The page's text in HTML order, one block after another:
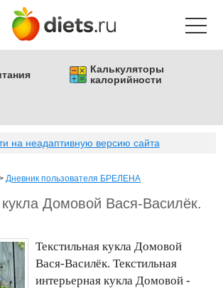
Калькуляторы
калорийности
на неадаптивную версию сайта
Дневник пользователя БРЕЛЕНА
кукла Домовой Вася-Василёк.
Текстильная кукла Домовой
Вася-Василёк. Текстильная
интерьерная кукла Домовой -